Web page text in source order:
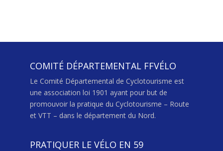
COMITÉ DÉPARTEMENTAL FFVÉLO
Le Comité Départemental de Cyclotourisme est
une association loi 1901 ayant pour but de
promouvoir la pratique du Cyclotourisme – Route
et VTT – dans le département du Nord.
PRATIQUER LE VÉLO EN 59